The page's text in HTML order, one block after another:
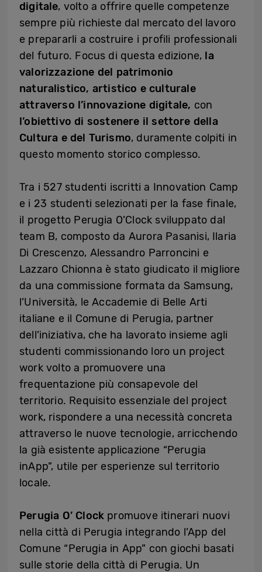
digitale, volto a offrire quelle competenze
sempre più richieste dal mercato del lavoro
e prepararli a costruire i profili professionali
del futuro. Focus di questa edizione, la
valorizzazione del patrimonio
naturalistico, artistico e culturale
attraverso l’innovazione digitale, con
l’obiettivo di sostenere il settore della
Cultura e del Turismo, duramente colpiti in
questo momento storico complesso.
Tra i 527 studenti iscritti a Innovation Camp
e i 23 studenti selezionati per la fase finale,
il progetto Perugia O’Clock sviluppato dal
team B, composto da Aurora Pasanisi, Ilaria
Di Crescenzo, Alessandro Parroncini e
Lazzaro Chionna è stato giudicato il migliore
da una commissione formata da Samsung,
l’Università, le Accademie di Belle Arti
italiane e il Comune di Perugia, partner
dell’iniziativa, che ha lavorato insieme agli
studenti commissionando loro un project
work volto a promuovere una
frequentazione più consapevole del
territorio. Requisito essenziale del project
work, rispondere a una necessità concreta
attraverso le nuove tecnologie, arricchendo
la già esistente applicazione “Perugia
inApp”, utile per esperienze sul territorio
locale.
Perugia O’ Clock promuove itinerari nuovi
nella città di Perugia integrando l’App del
Comune “Perugia in App” con giochi basati
sulle storie della città di Perugia. Un